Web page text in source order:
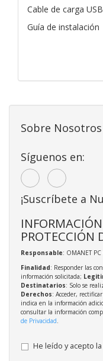
Cable de carga
Guía de instalación
Sobre Nosotros
Síguenos en:
¡Suscríbete a
PROTECCIÓN
Responsable: OMANET PC
Finalidad: Responder las
información solicitada;
Destinatarios: Solo se
Derechos: Acceder,
indica en la información
consultar la información
de Privacidad
He leído y acepto la